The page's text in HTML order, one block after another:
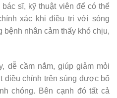
sĩ, kỹ thuật viên để có thể
xác khi điều trị với sóng
bệnh nhân cảm thấy khó chịu,
dễ cầm nắm, giúp giảm mỏi
điều chỉnh trên súng được bố
chóng. Bên cạnh đó tất cả